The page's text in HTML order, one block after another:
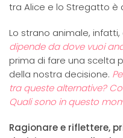
tra Alice e lo Stregatto è
Lo strano animale, infatti,
dipende da dove vuoi
prima di fare una scelta
della nostra decisione.
tra queste alternative?
Quali sono in questo
Ragionare e riflettere,